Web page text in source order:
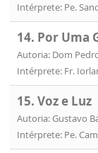
Intérprete: Pe.
14. Por Uma
Autoria: Dom
Intérprete: Fr.
15. Voz e Luz
Autoria: Gustavo
Intérprete: Pe.